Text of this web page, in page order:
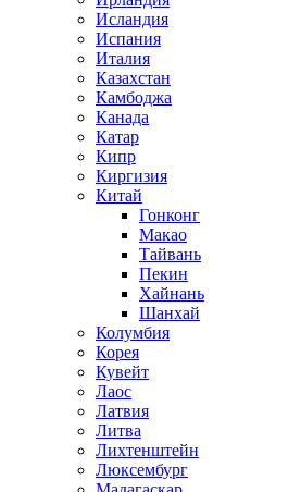
Исландия
Испания
Италия
Казахстан
Камбоджа
Канада
Катар
Кипр
Киргизия
Китай
Гонконг
Макао
Тайвань
Пекин
Хайнань
Шанхай
Колумбия
Корея
Кувейт
Лаос
Латвия
Литва
Лихтенштейн
Люксембург